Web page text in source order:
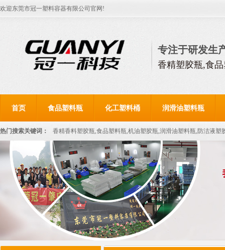
欢迎东莞市冠一塑料容器有限公司官网!
专注于研发生
香精塑胶瓶,食
首页 食品塑料瓶 化工塑料桶 润滑油塑料瓶
热门搜索关键词： 香精香料塑胶瓶,食品塑料瓶,机油塑胶瓶,润滑油塑料瓶,防洁液塑